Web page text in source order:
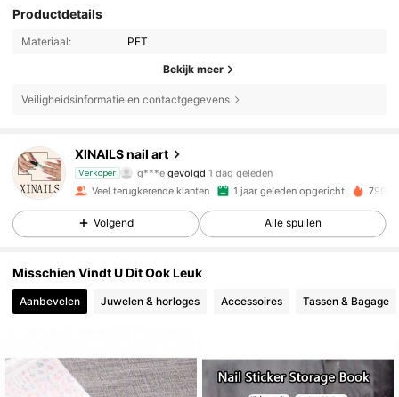
Productdetails
Materiaal: PET
Bekijk meer
Veiligheidsinformatie en contactgegevens
XINAILS nail art
Verkoper g***e gevolgd 1 dag geleden
e***r
is aan het browsen
4.91
4.91 31K Volgers
Veel terugkerende klanten 1 jaar geleden opgericht 790K
Volgend Alle spullen
Misschien Vindt U Dit Ook Leuk
Aanbevelen Juwelen & horloges Accessoires Tassen & Bagage